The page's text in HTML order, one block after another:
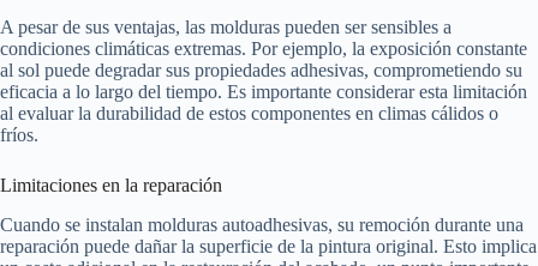
A pesar de sus ventajas, las molduras pueden ser sensibles a
condiciones climáticas extremas. Por ejemplo, la exposición constante
al sol puede degradar sus propiedades adhesivas, comprometiendo su
eficacia a lo largo del tiempo. Es importante considerar esta limitación
al evaluar la durabilidad de estos componentes en climas cálidos o
fríos.
Limitaciones en la reparación
Cuando se instalan molduras autoadhesivas, su remoción durante una
reparación puede dañar la superficie de la pintura original. Esto implica